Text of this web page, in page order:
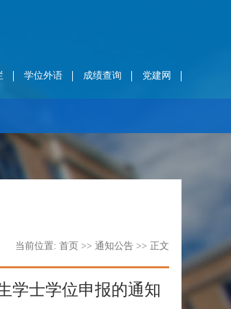
学位外语 成绩查询 党建网
当前位置: 首页 >> 通知公告 >> 正文
学士学位申报的通知